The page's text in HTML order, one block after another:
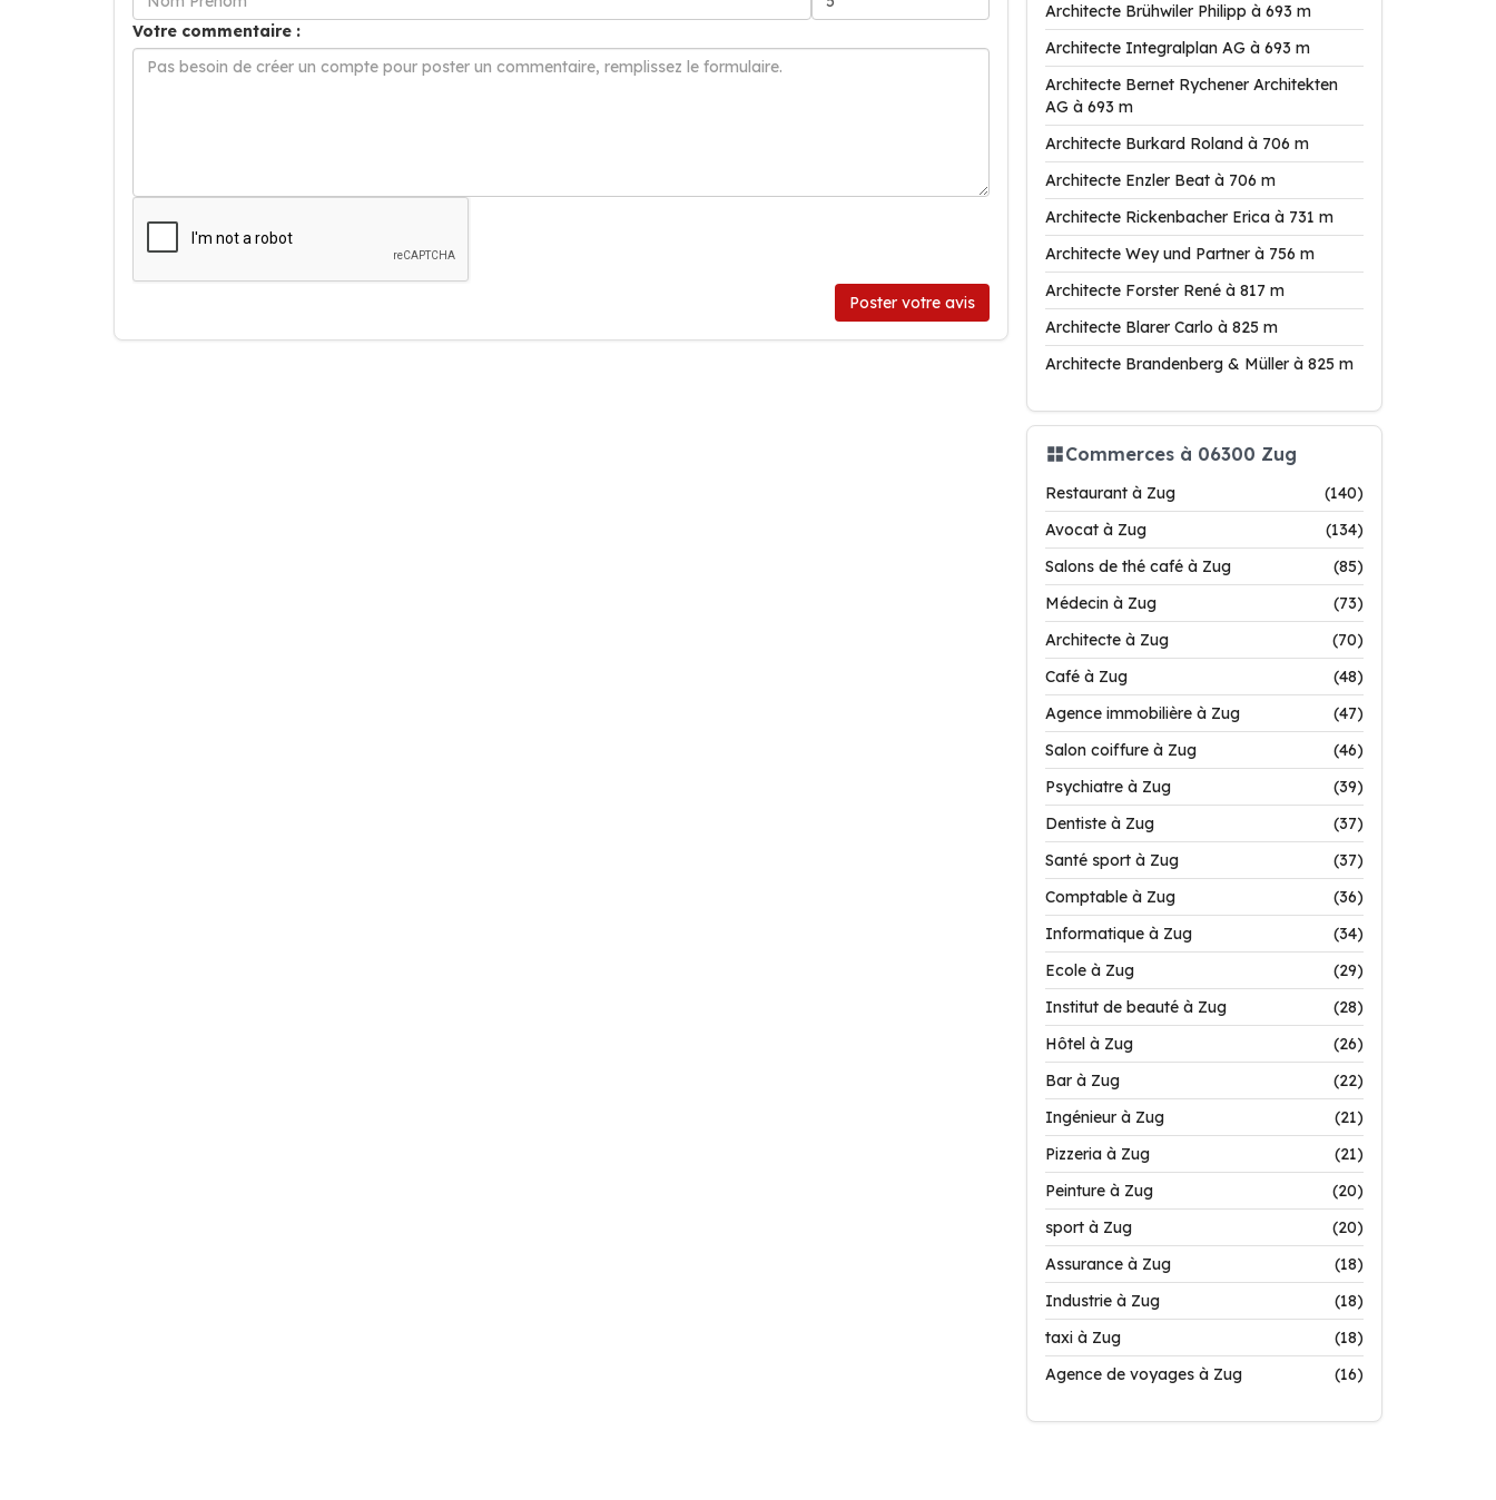
Votre commentaire :
Poster votre avis
Architecte Brühwiler Philipp à 693 m
Architecte Integralplan AG à 693 m
Architecte Bernet Rychener Architekten
AG à 693 m
Architecte Burkard Roland à 706 m
Architecte Enzler Beat à 706 m
Architecte Rickenbacher Erica à 731 m
Architecte Wey und Partner à 756 m
Architecte Forster René à 817 m
Architecte Blarer Carlo à 825 m
Architecte Brandenberg & Müller à 825 m
Commerces à 06300 Zug
Restaurant à Zug
(140)
Avocat à Zug
(134)
Salons de thé café à Zug
(85)
Médecin à Zug
(73)
Architecte à Zug
(70)
Café à Zug
(48)
Agence immobilière à Zug
(47)
Salon coiffure à Zug
(46)
Psychiatre à Zug
(39)
Dentiste à Zug
(37)
Santé sport à Zug
(37)
Comptable à Zug
(36)
Informatique à Zug
(34)
Ecole à Zug
(29)
Institut de beauté à Zug
(28)
Hôtel à Zug
(26)
Bar à Zug
(22)
Ingénieur à Zug
(21)
Pizzeria à Zug
(21)
Peinture à Zug
(20)
sport à Zug
(20)
Assurance à Zug
(18)
Industrie à Zug
(18)
taxi à Zug
(18)
Agence de voyages à Zug
(16)